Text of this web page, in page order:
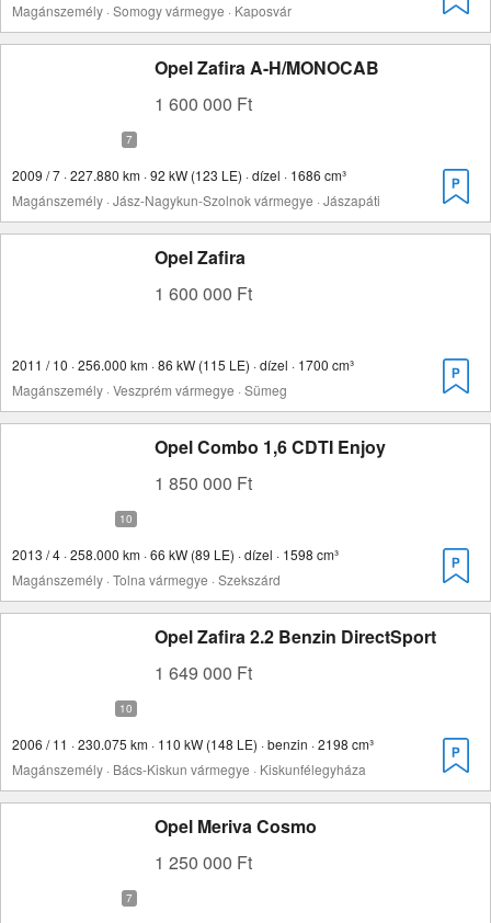
Magánszemély · Somogy vármegye · Kaposvár
Opel Zafira A-H/MONOCAB
1 600 000 Ft
2009 / 7 · 227.880 km · 92 kW (123 LE) · dízel · 1686 cm³
Magánszemély · Jász-Nagykun-Szolnok vármegye · Jászapáti
Opel Zafira
1 600 000 Ft
2011 / 10 · 256.000 km · 86 kW (115 LE) · dízel · 1700 cm³
Magánszemély · Veszprém vármegye · Sümeg
Opel Combo 1,6 CDTI Enjoy
1 850 000 Ft
2013 / 4 · 258.000 km · 66 kW (89 LE) · dízel · 1598 cm³
Magánszemély · Tolna vármegye · Szekszárd
Opel Zafira 2.2 Benzin DirectSport
1 649 000 Ft
2006 / 11 · 230.075 km · 110 kW (148 LE) · benzin · 2198 cm³
Magánszemély · Bács-Kiskun vármegye · Kiskunfélegyháza
Opel Meriva Cosmo
1 250 000 Ft